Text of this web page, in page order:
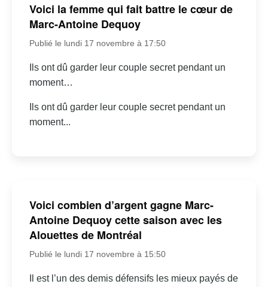
Voici la femme qui fait battre le cœur de
Marc-Antoine Dequoy
Publié le lundi 17 novembre à 17:50
Ils ont dû garder leur couple secret pendant un
moment…
Ils ont dû garder leur couple secret pendant un
moment...
Voici combien d’argent gagne Marc-
Antoine Dequoy cette saison avec les
Alouettes de Montréal
Publié le lundi 17 novembre à 15:50
Il est l’un des demis défensifs les mieux payés de